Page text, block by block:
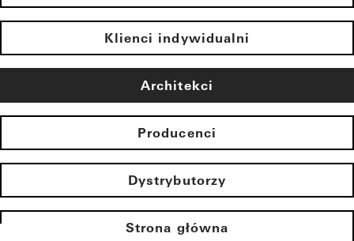
Klienci indywidualni
Architekci
Producenci
Dystrybutorzy
Strona główna